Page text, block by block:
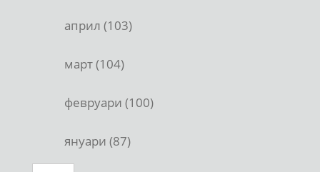
април (103)
март (104)
февруари (100)
януари (87)